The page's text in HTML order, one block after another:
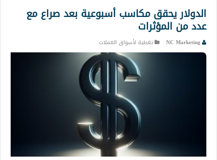
الدولار يحقق مكاسب أسبوعية بعد صراع مع
عدد من المؤثرات
NC Marketing تغطية لأسواق العملات